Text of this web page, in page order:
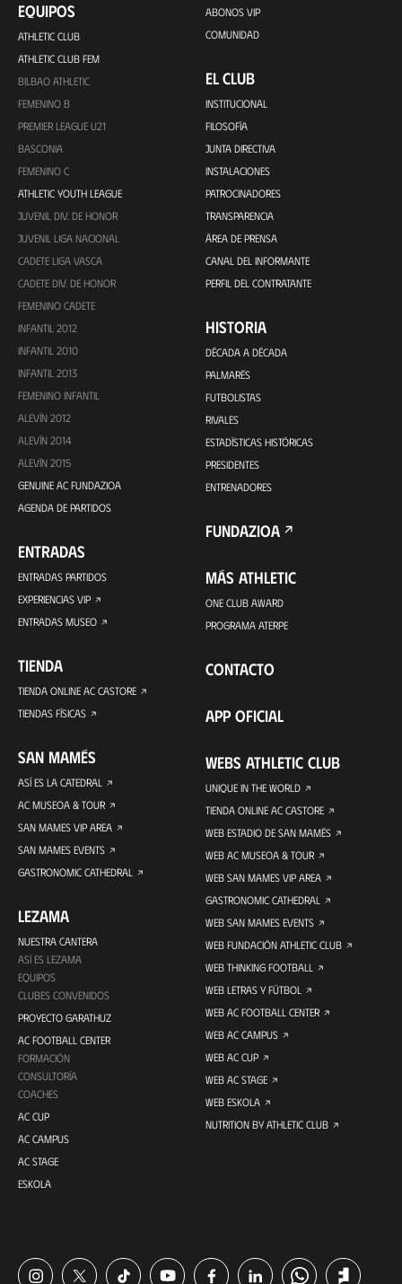
EQUIPOS
ATHLETIC CLUB
ATHLETIC CLUB FEM
BILBAO ATHLETIC
FEMENINO B
PREMIER LEAGUE U21
BASCONIA
FEMENINO C
ATHLETIC YOUTH LEAGUE
JUVENIL DIV. DE HONOR
JUVENIL LIGA NACIONAL
CADETE LIGA VASCA
CADETE DIV. DE HONOR
FEMENINO CADETE
INFANTIL 2012
INFANTIL 2010
INFANTIL 2013
FEMENINO INFANTIL
ALEVÍN 2012
ALEVÍN 2014
ALEVÍN 2015
GENUINE AC FUNDAZIOA
AGENDA DE PARTIDOS
ENTRADAS
ENTRADAS PARTIDOS
EXPERIENCIAS VIP
ENTRADAS MUSEO
TIENDA
TIENDA ONLINE AC CASTORE
TIENDAS FÍSICAS
SAN MAMÉS
ASÍ ES LA CATEDRAL
AC MUSEOA & TOUR
SAN MAMES VIP AREA
SAN MAMES EVENTS
GASTRONOMIC CATHEDRAL
LEZAMA
NUESTRA CANTERA
ASÍ ES LEZAMA
EQUIPOS
CLUBES CONVENIDOS
PROYECTO GARATHUZ
AC FOOTBALL CENTER
FORMACIÓN
CONSULTORÍA
COACHES
AC CUP
AC CAMPUS
AC STAGE
ESKOLA
ABONOS VIP
COMUNIDAD
EL CLUB
INSTITUCIONAL
FILOSOFÍA
JUNTA DIRECTIVA
INSTALACIONES
PATROCINADORES
TRANSPARENCIA
ÁREA DE PRENSA
CANAL DEL INFORMANTE
PERFIL DEL CONTRATANTE
HISTORIA
DÉCADA A DÉCADA
PALMARÉS
FUTBOLISTAS
RIVALES
ESTADÍSTICAS HISTÓRICAS
PRESIDENTES
ENTRENADORES
FUNDAZIOA
MÁS ATHLETIC
ONE CLUB AWARD
PROGRAMA ATERPE
CONTACTO
APP OFICIAL
WEBS ATHLETIC CLUB
UNIQUE IN THE WORLD
TIENDA ONLINE AC CASTORE
WEB ESTADIO DE SAN MAMÉS
WEB AC MUSEOA & TOUR
WEB SAN MAMES VIP AREA
GASTRONOMIC CATHEDRAL
WEB SAN MAMES EVENTS
WEB FUNDACIÓN ATHLETIC CLUB
WEB THINKING FOOTBALL
WEB LETRAS Y FÚTBOL
WEB AC FOOTBALL CENTER
WEB AC CAMPUS
WEB AC CUP
WEB AC STAGE
WEB ESKOLA
NUTRITION BY ATHLETIC CLUB